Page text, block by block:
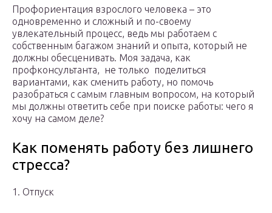
Профориентация взрослого человека – это
одновременно и сложный и по-своему
увлекательный процесс, ведь мы работаем с
собственным багажом знаний и опыта, который не
должны обесценивать. Моя задача, как
профконсультанта, не только поделиться
вариантами, как сменить работу, но помочь
разобраться с самым главным вопросом, на который
мы должны ответить себе при поиске работы: чего я
хочу на самом деле?
Как поменять работу без лишнего
стресса?
1. Отпуск